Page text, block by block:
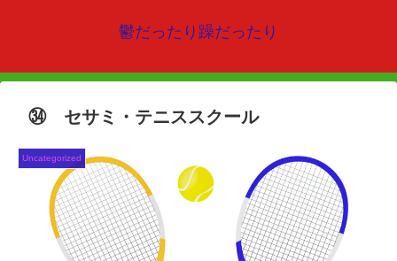
鬱だったり躁だったり
㉞ セサミ・テニススクール
Uncategorized